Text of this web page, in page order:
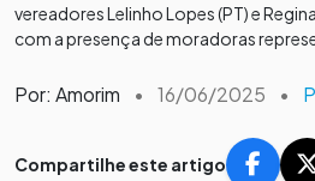
vereadores Lelinho Lopes (PT) e
com a presença de moradoras
Por: Amorim • 16/06/2025 •
Compartilhe este artigo